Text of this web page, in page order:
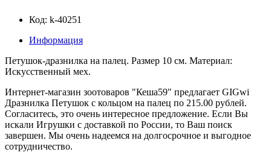
Код: k-40251
Информация
Петушок-дразнилка на палец. Размер 10 см. Материал:
Искусственный мех.
Интернет-магазин зоотоваров "Кеша59" предлагает GIGwi
Дразнилка Петушок с кольцом на палец по 215.00 рублей.
Согласитесь, это очень интересное предложение. Если Вы
искали Игрушки с доставкой по России, то Ваш поиск
завершен. Мы очень надеемся на долгосрочное и выгодное
сотрудничество.